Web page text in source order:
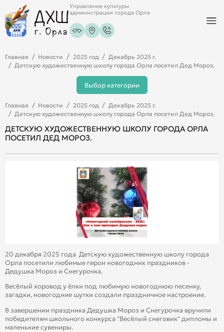
Управление культуры
администрации города Орла
Главная Новости 2025 год
Декабрь 2025 г.
Детскую художественную школу города Орла посетил Дед Мороз.
Выбор категории
Главная Новости 2025 год
Декабрь 2025 г.
Детскую художественную школу города Орла посетил Дед Мороз.
ДЕТСКУЮ ХУДОЖЕСТВЕННУЮ ШКОЛУ ГОРОДА ОРЛА
ПОСЕТИЛ ДЕД МОРОЗ.
20 декабря 2025 года Детскую художественную школу города
Орла посетили любимые герои новогодних праздников -
Дедушка Мороз и Снегурочка.
Весёлый хоровод у ёлки под любимую новогоднюю песенку,
загадки, новогодние шутки создали праздничное настроение.
В завершении праздника Дедушка Мороз и Снегурочка вручили
победителям школьного конкурса "Весёлый снеговик" дипломы и
маленькие сувениры.